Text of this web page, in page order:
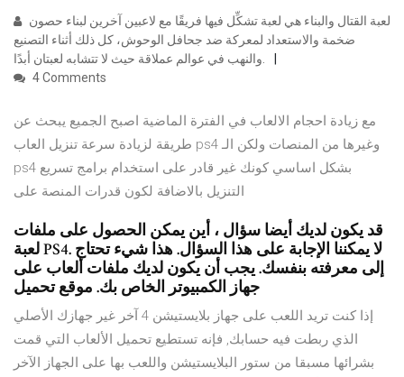
ضخمة والاستعداد لمعركة ضد جحافل الوحوش، كل ذلك أثناء التصنيع
والنهب في عوالم عملاقة حيث لا تتشابه لعبتان أبدًا.
4 Comments
مع زيادة احجام الالعاب في الفترة الماضية اصبح الجميع يبحث عن
طريقة لزيادة سرعة تنزيل العاب ps4 وغيرها من المنصات ولكن الـ
ps4 بشكل اساسي كونك غير قادر على استخدام برامج تسريع
التنزيل بالاضافة لكون قدرات المنصة على
قد يكون لديك أيضا سؤال ، أين يمكن الحصول على ملفات
لعبة PS4. لا يمكننا الإجابة على هذا السؤال. هذا شيء تحتاج
إلى معرفته بنفسك. يجب أن يكون لديك ملفات ألعاب على
جهاز الكمبيوتر الخاص بك. موقع تحميل
إذا كنت تريد اللعب على جهاز بلايستيشن 4 آخر غير جهازك الأصلي
الذي ربطت فيه حسابك, فإنه تستطيع تحميل الألعاب التي قمت
بشرائها مسبقا من ستور البلايستيشن واللعب بها على الجهاز الآخر